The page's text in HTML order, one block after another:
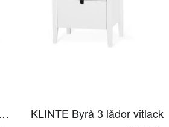
KLINTE Byrå 5 lådor mdf vitlack björk
KLINTE Byrå 3 lådor vitlack